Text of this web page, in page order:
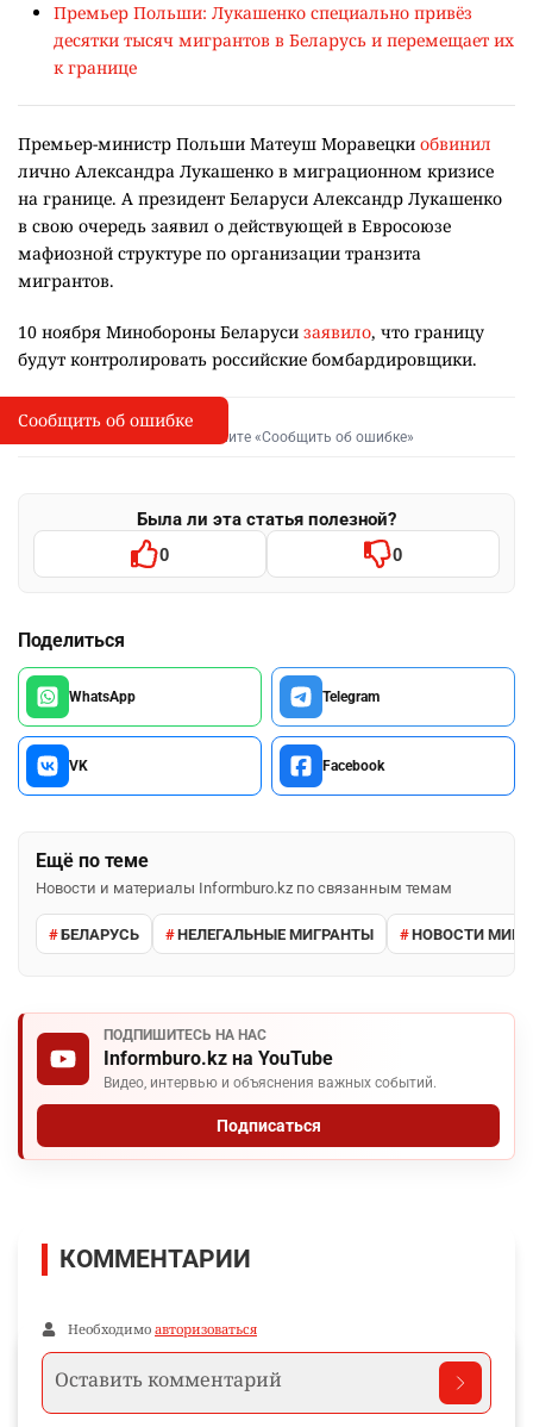
Премьер Польши: Лукашенко специально привёз
десятки тысяч мигрантов в Беларусь и перемещает их
к границе
Премьер-министр Польши Матеуш Моравецки обвинил
лично Александра Лукашенко в миграционном кризисе
на границе. А президент Беларуси Александр Лукашенко
в свою очередь заявил о действующей в Евросоюзе
мафиозной структуре по организации транзита
мигрантов.
10 ноября Минобороны Беларуси заявило, что границу
будут контролировать российские бомбардировщики.
I
Сообщить об опечатке
Выделите фрагмент и нажмите «Сообщить об ошибке»
Была ли эта статья полезной?
0 0
Поделиться
WhatsApp Telegram
VK Facebook
Ещё по теме
Новости и материалы Informburo.kz по связанным темам
БЕЛАРУСЬ НЕЛЕГАЛЬНЫЕ МИГРАНТЫ НОВОСТИ МИРА
ПОДПИШИТЕСЬ НА НАС
Informburo.kz на YouTube
Видео, интервью и объяснения важных событий.
Подписаться
Сообщить об ошибке
КОММЕНТАРИИ
Необходимо авторизоваться